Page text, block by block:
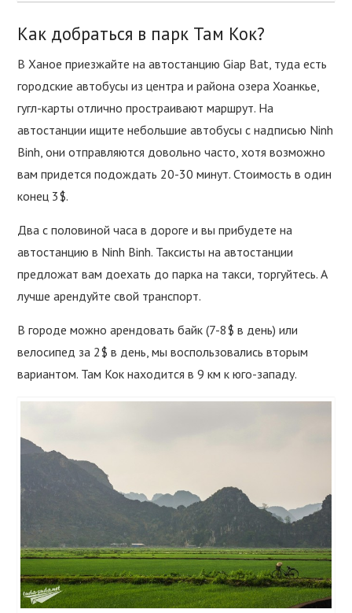
Как добраться в парк Там Кок?
В Ханое приезжайте на автостанцию Giap Bat, туда есть
городские автобусы из центра и района озера Хоанкье,
гугл-карты отлично простраивают маршрут. На
автостанции ищите небольшие автобусы с надписью Ninh
Binh, они отправляются довольно часто, хотя возможно
вам придется подождать 20-30 минут. Стоимость в один
конец 3$.
Два с половиной часа в дороге и вы прибудете на
автостанцию в Ninh Binh. Таксисты на автостанции
предложат вам доехать до парка на такси, торгуйтесь. А
лучше арендуйте свой транспорт.
В городе можно арендовать байк (7-8$ в день) или
велосипед за 2$ в день, мы воспользовались вторым
вариантом. Там Кок находится в 9 км к юго-западу.